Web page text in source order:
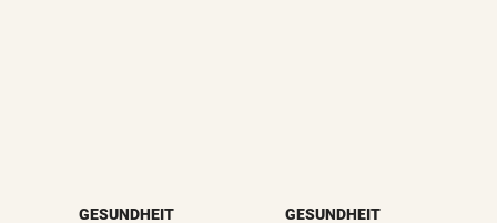
GESUNDHEIT GESUNDHEIT